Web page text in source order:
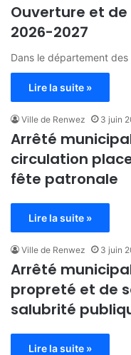
Ouverture et
2026-2027
Dans le département
Lire la suite »
Ville de Renwez 3 juin
Arrêté
circulation
fête patronale
Lire la suite »
Ville de Renwez 3 juin
Arrêté
propreté et de
salubrité
Lire la suite »